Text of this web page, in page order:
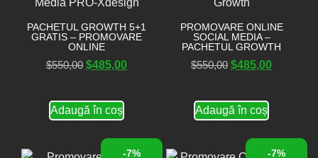
PACHETUL GROWTH 5+1
GRATIS – PROMOVARE
ONLINE
$550,00 $485,00
Adaugă în coș
PROMOVARE ONLINE
SOCIAL MEDIA –
PACHETUL GROWTH
$550,00 $485,00
Adaugă în coș
-7% -7%